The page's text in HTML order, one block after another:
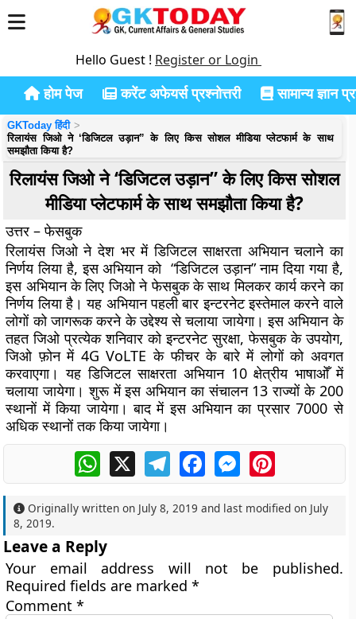
Hello Guest ! Register or Login
होम पेज करेंट अफेयर्स प्रश्नोत्तरी सामान्य ज्ञान
GKToday हिंदी
रिलायंस जिओ ने ‘डिजिटल उड़ान” के लिए किस सोशल मीडिया प्लेटफार्म के साथ
समझौता किया है?
रिलायंस जिओ ने ‘डिजिटल उड़ान” के लिए किस सोशल
मीडिया प्लेटफार्म के साथ समझौता किया है?
उत्तर – फेसबुक
रिलायंस जिओ ने देश भर में डिजिटल साक्षरता अभियान चलाने का
निर्णय लिया है, इस अभियान को “डिजिटल उड़ान” नाम दिया गया है,
इस अभियान के लिए जिओ ने फेसबुक के साथ मिलकर कार्य करने का
निर्णय लिया है। यह अभियान पहली बार इन्टरनेट इस्तेमाल करने वाले
लोगों को जागरूक करने के उद्देश्य से चलाया जायेगा। इस अभियान के
तहत जिओ प्रत्येक शनिवार को इन्टरनेट सुरक्षा, फेसबुक के उपयोग,
जिओ फ़ोन में 4G VoLTE के फीचर के बारे में लोगों को अवगत
करवाएगा। यह डिजिटल साक्षरता अभियान 10 क्षेत्रीय भाषाओँ में
चलाया जायेगा। शुरू में इस अभियान का संचालन 13 राज्यों के 200
स्थानों में किया जायेगा। बाद में इस अभियान का प्रसार 7000 से
अधिक स्थानों तक किया जायेगा।
WhatsApp
X TelegramFacebookMessengerPinterest
Originally written on July 8, 2019 and last modified on July
8, 2019.
Leave a Reply
Your email address will not be published.
Required fields are marked*
Comment*